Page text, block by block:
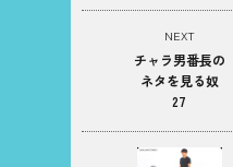
NEXT
チャラ男番長の
ネタを見る奴
27